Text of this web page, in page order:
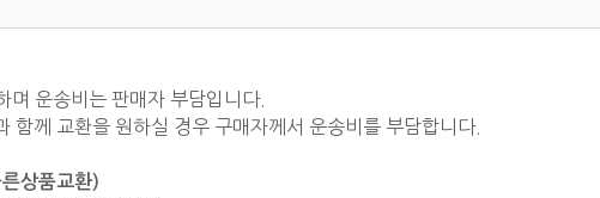
운송비는 판매자 부담입니다.
함께 교환을 원하실 경우 구매자께서 운송비를 부담합니다.
상품교환)